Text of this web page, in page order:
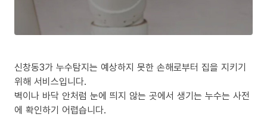
신창동3가 누수탐지는 예상하지 못한 손해로부터 집을 지키기
위해 서비스입니다.
벽이나 바닥 안처럼 눈에 띄지 않는 곳에서 생기는 누수는 사전
에 확인하기 어렵습니다.